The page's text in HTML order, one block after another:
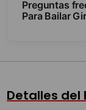
Preguntas
Para Bailar
Detalles del